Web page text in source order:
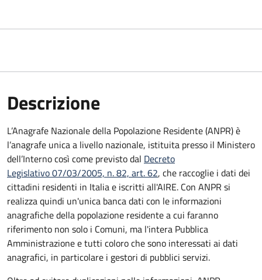
Descrizione
L’Anagrafe Nazionale della Popolazione Residente (ANPR) è
l’anagrafe unica a livello nazionale, istituita presso il Ministero
dell’Interno così come previsto dal Decreto
Legislativo 07/03/2005, n. 82, art. 62, che raccoglie i dati dei
cittadini residenti in Italia e iscritti all'AIRE. Con ANPR si
realizza quindi un'unica banca dati con le informazioni
anagrafiche della popolazione residente a cui faranno
riferimento non solo i Comuni, ma l'intera Pubblica
Amministrazione e tutti coloro che sono interessati ai dati
anagrafici, in particolare i gestori di pubblici servizi.